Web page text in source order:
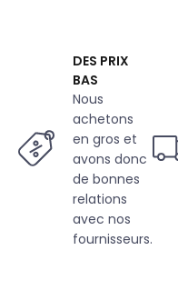
DES PRIX
BAS
Nous
achetons
en gros et
avons donc
de bonnes
relations
avec nos
fournisseurs.